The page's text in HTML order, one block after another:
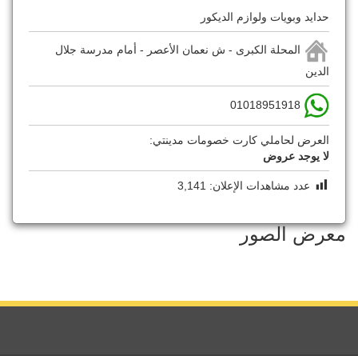
حدايد وبويات ولوازم الديكور
المحلة الكبرى - ش نعمان الأعصر - أمام مدرسة جلال
الدين
العرض لحاملي كارت خصومات مدينتي:
لا يوجد عروض
عدد مشاهدات الإعلان: 3,141
معرض الصور